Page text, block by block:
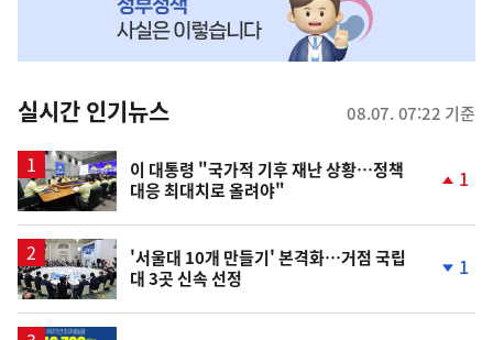
뉴
스
실시간 인기뉴스 08.07. 07:22 기준
이 대통령 "국가적 기후 재난 상황…정책
대응 최대치로 올려야"
상
1
'서울대 10개 만들기' 본격화…거점 국립
대 3곳 신속 선정
하
1